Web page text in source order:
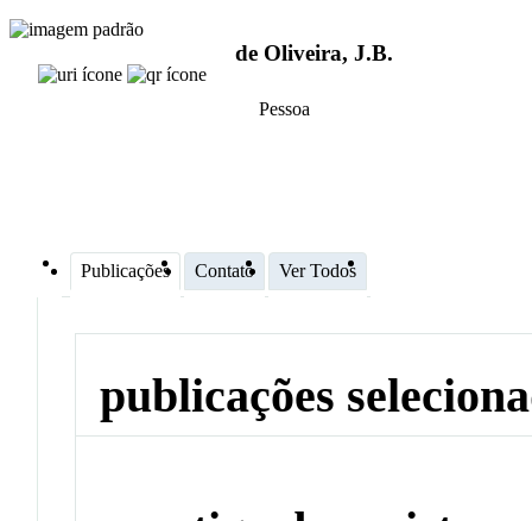
de Oliveira, J.B.
Pessoa
Publicações Contato Ver Todos
publicações